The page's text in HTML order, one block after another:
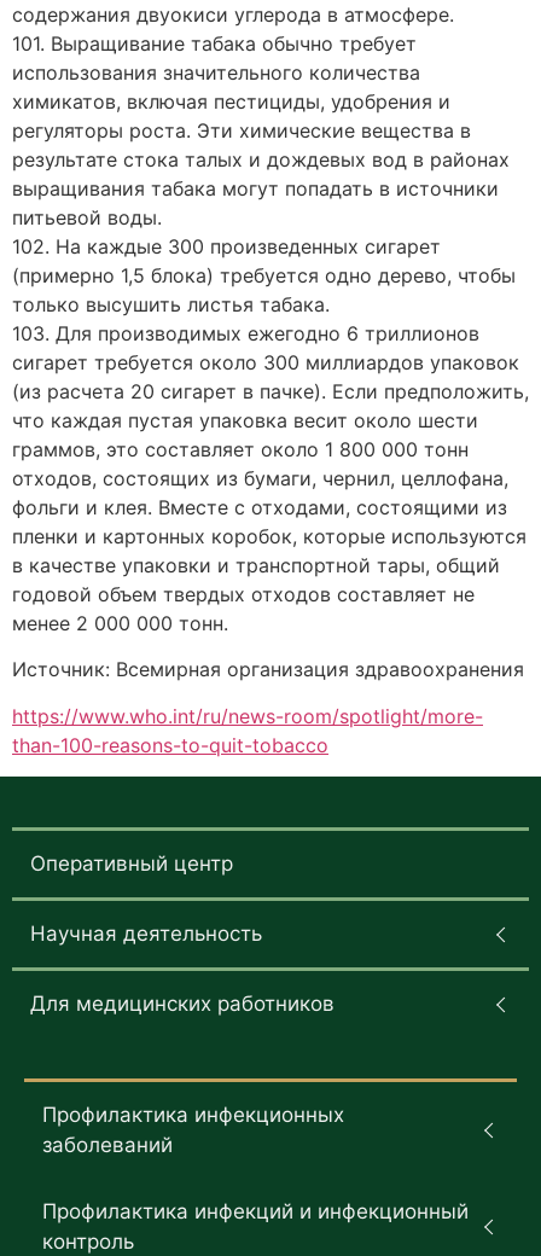
содержания двуокиси углерода в атмосфере.
101. Выращивание табака обычно требует
использования значительного количества
химикатов, включая пестициды, удобрения и
регуляторы роста. Эти химические вещества в
результате стока талых и дождевых вод в районах
выращивания табака могут попадать в источники
питьевой воды.
102. На каждые 300 произведенных сигарет
(примерно 1,5 блока) требуется одно дерево, чтобы
только высушить листья табака.
103. Для производимых ежегодно 6 триллионов
сигарет требуется около 300 миллиардов упаковок
(из расчета 20 сигарет в пачке). Если предположить,
что каждая пустая упаковка весит около шести
граммов, это составляет около 1 800 000 тонн
отходов, состоящих из бумаги, чернил, целлофана,
фольги и клея. Вместе с отходами, состоящими из
пленки и картонных коробок, которые используются
в качестве упаковки и транспортной тары, общий
годовой объем твердых отходов составляет не
менее 2 000 000 тонн.
Источник: Всемирная организация здравоохранения
https://www.who.int/ru/news-room/spotlight/more-
than-100-reasons-to-quit-tobacco
Оперативный центр
Научная деятельность
Для медицинских работников
Профилактика инфекционных
заболеваний
Профилактика инфекций и инфекционный
контроль